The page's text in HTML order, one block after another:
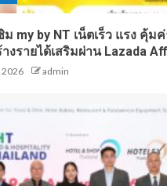
my by NT เน็ตเร็ว แรง คุ้ม
งรายได้เสริมผ่าน Lazada
2026 admin